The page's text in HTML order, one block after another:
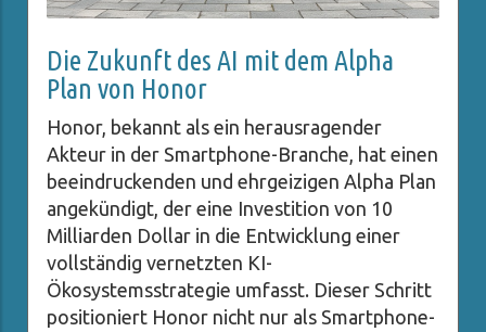
Die Zukunft des AI mit dem Alpha
Plan von Honor
Honor, bekannt als ein herausragender
Akteur in der Smartphone-Branche, hat einen
beeindruckenden und ehrgeizigen Alpha Plan
angekündigt, der eine Investition von 10
Milliarden Dollar in die Entwicklung einer
vollständig vernetzten KI-
Ökosystemsstrategie umfasst. Dieser Schritt
positioniert Honor nicht nur als Smartphone-